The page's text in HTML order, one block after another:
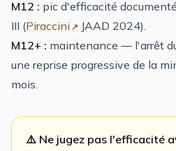
M12 : pic d'efficacité
III (Piraccini
JAAD 2024).
M12+ : maintenance — l'arrêt
une reprise progressive de la
mois.
⚠️ Ne jugez pas l'efficacité